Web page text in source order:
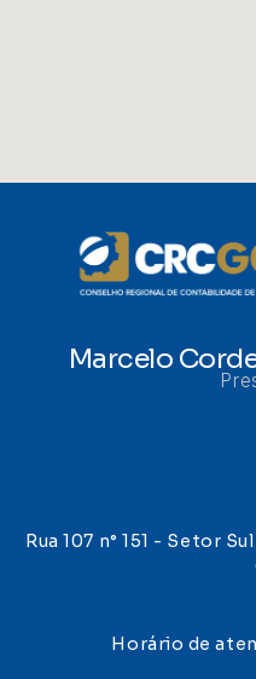
Marcelo
Rua 107 n° 151 - Setor
Horário de